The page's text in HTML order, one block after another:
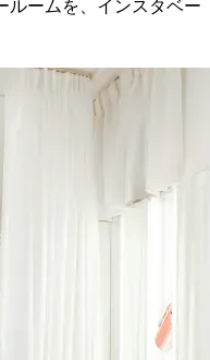
ルームを、インスタベー